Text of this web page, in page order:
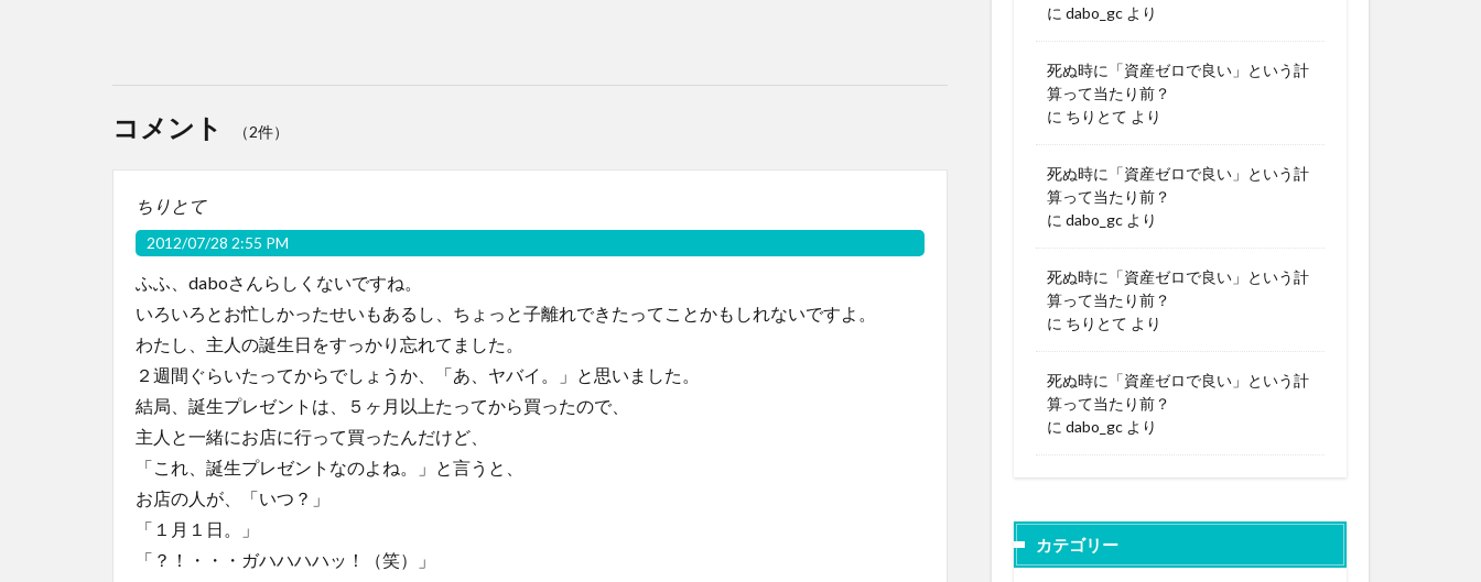
コメント （2件）
ちりとて
2012/07/28 2:55 PM
ふふ、daboさんらしくないですね。
いろいろとお忙しかったせいもあるし、ちょっと子離れできたってことかもしれないですよ。
わたし、主人の誕生日をすっかり忘れてました。
２週間ぐらいたってからでしょうか、「あ、ヤバイ。」と思いました。
結局、誕生プレゼントは、５ヶ月以上たってから買ったので、
主人と一緒にお店に行って買ったんだけど、
「これ、誕生プレゼントなのよね。」と言うと、
お店の人が、「いつ？」
「１月１日。」
「？！・・・ガハハハハッ！（笑）」
に dabo_gc より
死ぬ時に「資産ゼロで良い」という計
算って当たり前？
に ちりとて より
死ぬ時に「資産ゼロで良い」という計
算って当たり前？
に dabo_gc より
死ぬ時に「資産ゼロで良い」という計
算って当たり前？
に ちりとて より
死ぬ時に「資産ゼロで良い」という計
算って当たり前？
に dabo_gc より
カテゴリー